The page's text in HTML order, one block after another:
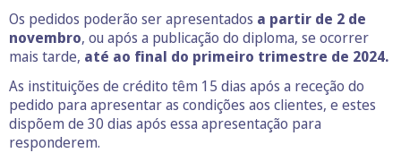
Os pedidos poderão ser apresentados a partir de 2 de
novembro, ou após a publicação do diploma, se ocorrer
mais tarde, até ao final do primeiro trimestre de 2024.
As instituições de crédito têm 15 dias após a receção do
pedido para apresentar as condições aos clientes, e estes
dispõem de 30 dias após essa apresentação para
responderem.